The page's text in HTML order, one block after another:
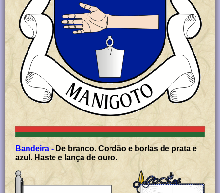
Bandeira - De branco. Cordão e borlas de prata e
azul. Haste e lança de ouro.